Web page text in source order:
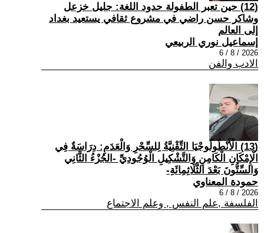
(12) حين تعبر الطفولة حدود اللغة: جليل خزعل
وشاكر حسن راضي في مشروع ثقافي يستعيد بغداد
إلى العالم
إسماعيل نوري الربيعي
2026 / 8 / 6
الادب والفن
(13) الْأَنْطُولُوجْيَا التِّقْنِيَّةُ لِلسِّحْرِ وَالْعَدَمِ: دِرَاسَةٌ فِي
الْإِمْكَانِ الْكَامِنِ وَالتَّشْكِيلِ الْوُجُودِيِّ -الجُزْءُ الثَّانِي
وَالسِّتُّونَ بَعْدَ الثَّلَاثِمِائَةِ-
حمودة المعناوي
2026 / 8 / 6
الفلسفة ,علم النفس , وعلم الاجتماع